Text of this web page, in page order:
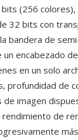
(256
32 bits con
bandera de
encabezado
en un solo
profundidad de
imagen
rendimiento de